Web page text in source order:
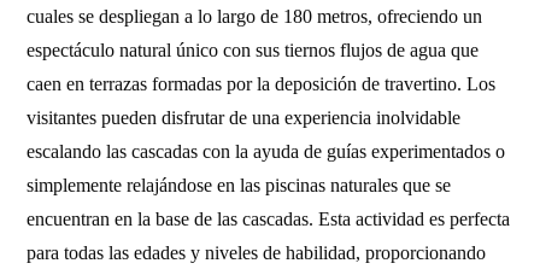
cuales se despliegan a lo largo de 180 metros, ofreciendo un
espectáculo natural único con sus tiernos flujos de agua que
caen en terrazas formadas por la deposición de travertino. Los
visitantes pueden disfrutar de una experiencia inolvidable
escalando las cascadas con la ayuda de guías experimentados o
simplemente relajándose en las piscinas naturales que se
encuentran en la base de las cascadas. Esta actividad es perfecta
para todas las edades y niveles de habilidad, proporcionando